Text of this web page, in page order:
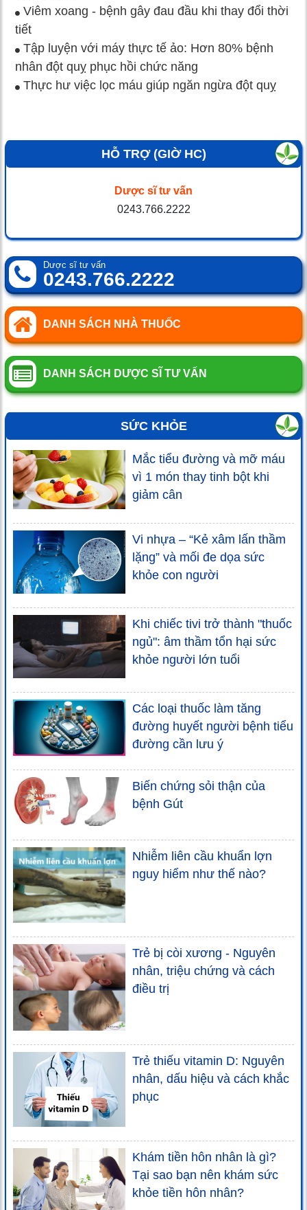
Viêm xoang - bệnh gây đau đầu khi thay đổi thời
tiết
Tập luyện với máy thực tế ảo: Hơn 80% bệnh
nhân đột quỵ phục hồi chức năng
Thực hư việc lọc máu giúp ngăn ngừa đột quỵ
HỖ TRỢ (GIỜ HC)
Dược sĩ tư vấn
0243.766.2222
Dược sĩ tư vấn
0243.766.2222
DANH SÁCH NHÀ THUỐC
DANH SÁCH DƯỢC SĨ TƯ VẤN
SỨC KHỎE
Mắc tiểu đường và mỡ máu
vì 1 món thay tinh bột khi
giảm cân
Vi nhựa – “Kẻ xâm lấn thầm
lặng” và mối đe dọa sức
khỏe con người
Khi chiếc tivi trở thành "thuốc
ngủ": âm thầm tổn hại sức
khỏe người lớn tuổi
Các loại thuốc làm tăng
đường huyết người bệnh tiểu
đường cần lưu ý
Biến chứng sỏi thận của
bệnh Gút
Nhiễm liên cầu khuẩn lợn
nguy hiểm như thế nào?
Trẻ bị còi xương - Nguyên
nhân, triệu chứng và cách
điều trị
Trẻ thiếu vitamin D: Nguyên
nhân, dấu hiệu và cách khắc
phục
Khám tiền hôn nhân là gì?
Tại sao bạn nên khám sức
khỏe tiền hôn nhân?